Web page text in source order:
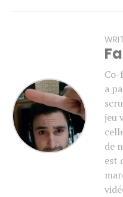
Co-
a
jeu
de
est